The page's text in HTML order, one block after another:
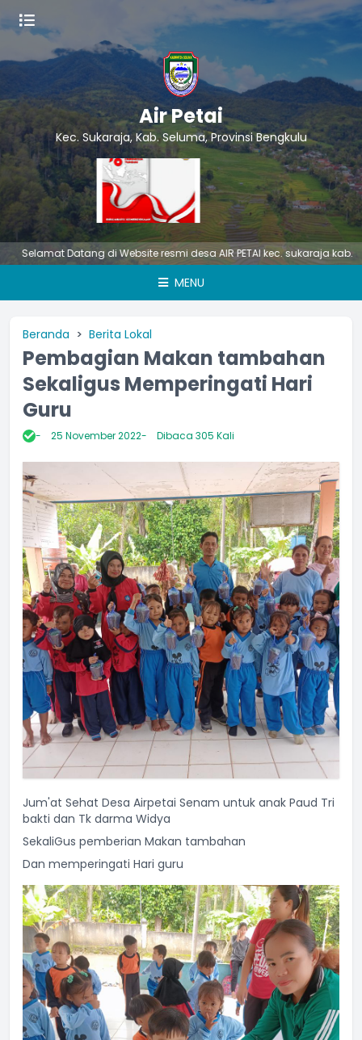
Air Petai
Kec. Sukaraja, Kab. Seluma, Provinsi Bengkulu
Datang di Website resmi desa AIR PETAI kec. sukaraja kab. Seluma
MENU
Beranda Berita Lokal
Pembagian Makan tambahan
Sekaligus Memperingati Hari
Guru
25 November 2022 Dibaca 305 Kali
Jum'at Sehat Desa Airpetai Senam untuk anak Paud Tri
bakti dan Tk darma Widya
SekaliGus pemberian Makan tambahan
Dan memperingati Hari guru